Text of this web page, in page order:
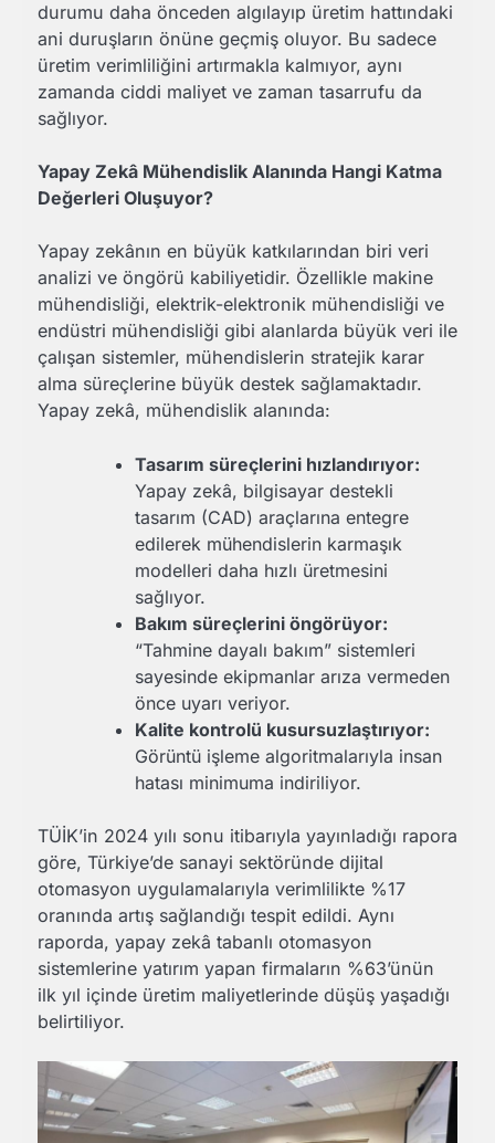
durumu daha önceden algılayıp üretim hattındaki
ani duruşların önüne geçmiş oluyor. Bu sadece
üretim verimliliğini artırmakla kalmıyor, aynı
zamanda ciddi maliyet ve zaman tasarrufu da
sağlıyor.
Yapay Zekâ Mühendislik Alanında Hangi Katma
Değerleri Oluşuyor?
Yapay zekânın en büyük katkılarından biri veri
analizi ve öngörü kabiliyetidir. Özellikle makine
mühendisliği, elektrik-elektronik mühendisliği ve
endüstri mühendisliği gibi alanlarda büyük veri ile
çalışan sistemler, mühendislerin stratejik karar
alma süreçlerine büyük destek sağlamaktadır.
Yapay zekâ, mühendislik alanında:
Tasarım süreçlerini hızlandırıyor:
Yapay zekâ, bilgisayar destekli
tasarım (CAD) araçlarına entegre
edilerek mühendislerin karmaşık
modelleri daha hızlı üretmesini
sağlıyor.
Bakım süreçlerini öngörüyor:
“Tahmine dayalı bakım” sistemleri
sayesinde ekipmanlar arıza vermeden
önce uyarı veriyor.
Kalite kontrolü kusursuzlaştırıyor:
Görüntü işleme algoritmalarıyla insan
hatası minimuma indiriliyor.
TÜİK’in 2024 yılı sonu itibarıyla yayınladığı rapora
göre, Türkiye’de sanayi sektöründe dijital
otomasyon uygulamalarıyla verimlilikte %17
oranında artış sağlandığı tespit edildi. Aynı
raporda, yapay zekâ tabanlı otomasyon
sistemlerine yatırım yapan firmaların %63’ünün
ilk yıl içinde üretim maliyetlerinde düşüş yaşadığı
belirtiliyor.